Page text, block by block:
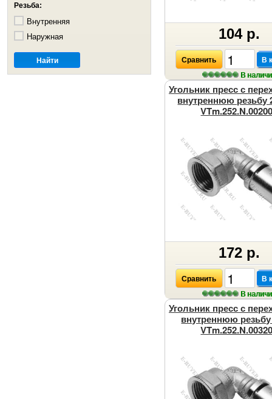
Резьба:
Внутренняя
Наружная
104 р.
Сравнить В
В
Угольник пресс с
внутреннюю резьбу
172 р.
Сравнить В
В
Угольник пресс с
внутреннюю